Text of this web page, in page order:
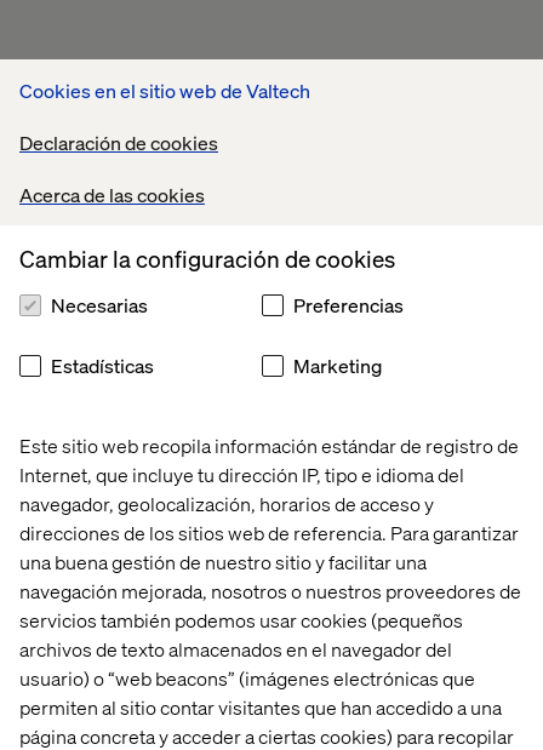
Cookies en el sitio web de Valtech
Declaración de cookies
Acerca de las cookies
Este sitio web recopila información estándar de registro de
Internet, que incluye tu dirección IP, tipo e idioma del
navegador, geolocalización, horarios de acceso y
direcciones de los sitios web de referencia. Para garantizar
una buena gestión de nuestro sitio y facilitar una
navegación mejorada, nosotros o nuestros proveedores de
servicios también podemos usar cookies (pequeños
archivos de texto almacenados en el navegador del
usuario) o “web beacons” (imágenes electrónicas que
permiten al sitio contar visitantes que han accedido a una
página concreta y acceder a ciertas cookies) para recopilar
Cambiar la configuración de cookies
Necesarias Preferencias
Estadísticas Marketing